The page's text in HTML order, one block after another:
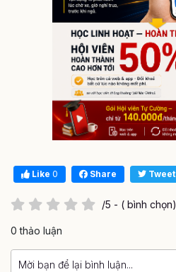
Like 0 Share Tweet
/5 - ( bình chọn)
0 thảo luận